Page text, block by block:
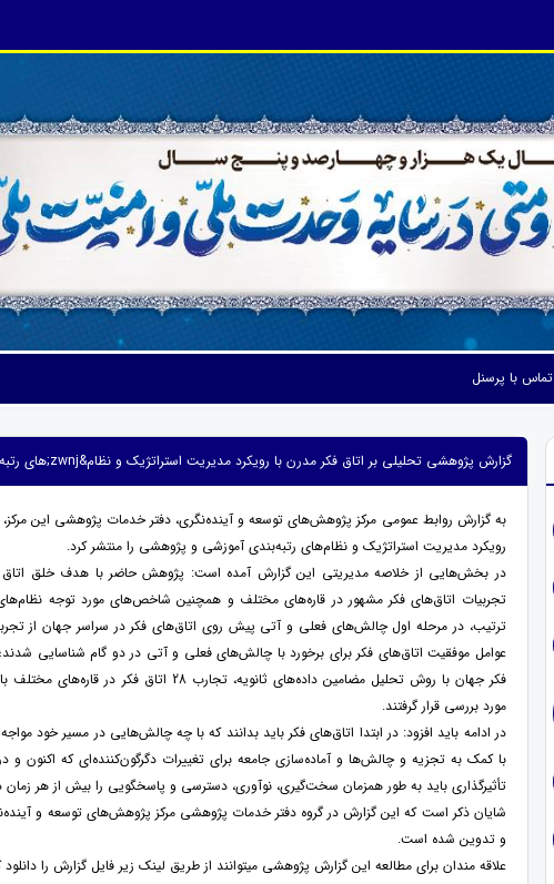
تماس با پرسنل
گزارش پژوهشی تحلیلی بر اتاق فکر مدرن با رویکرد مدیریت استراتژیک و نظام&zwnj;های رتبه&zwnj;بندی آموزشی و پژوهش منتشر شد
به گزارش روابط عمومی مرکز پژوهش‌های توسعه و آینده‌نگری، دفتر خدمات پژوهشی این
رویکرد مدیریت استراتژیک و نظام‌های رتبه‌بندی آموزشی و پژوهشی را منتشر کرد.
در بخش‌هایی از خلاصه مدیریتی این گزارش آمده است: پژوهش حاضر با هدف خلق
تجربیات اتاق‌های فکر مشهور در قاره‌های مختلف و همچنین شاخص‌های مورد توجه
ترتیب، در مرحله اول چالش‌های فعلی و آتی پیش روی اتاق‌های فکر در سراسر جهان از
عوامل موفقیت اتاق‌های فکر برای برخورد با چالش‌های فعلی و آتی در دو گام شناسایی
فکر جهان با روش تحلیل مضامین داده‌های ثانویه،
مورد بررسی قرار گرفتند.
در ادامه باید افزود: در ابتدا اتاق‌های فکر باید بدانند که با چه چالش‌هایی در مسیر خود
با کمک به تجزیه و چالش‌ها و آماده‌سازی جامعه برای تغییرات دگرگون‌کننده‌ای که اکنون
تأثیرگذاری باید به طور همزمان سخت‌گیری، نوآوری، دسترسی و پاسخگویی را بیش از هر زمان
و تدوین شده است.
علاقه مندان برای مطالعه این گزارش پژوهشی میتوانند از طریق لینک زیر فایل گزارش را دانلود